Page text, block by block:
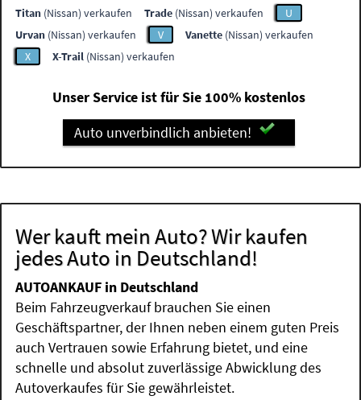
Titan (Nissan) verkaufen Trade (Nissan) verkaufen
U
Urvan (Nissan) verkaufen V Vanette (Nissan) verkaufen
X
X-Trail (Nissan) verkaufen
Unser Service ist für Sie 100% kostenlos
Auto unverbindlich anbieten!
Wer kauft mein Auto? Wir kaufen
jedes Auto in Deutschland!
AUTOANKAUF in Deutschland
Beim Fahrzeugverkauf brauchen Sie einen
Geschäftspartner, der Ihnen neben einem guten Preis
auch Vertrauen sowie Erfahrung bietet, und eine
schnelle und absolut zuverlässige Abwicklung des
Autoverkaufes für Sie gewährleistet.